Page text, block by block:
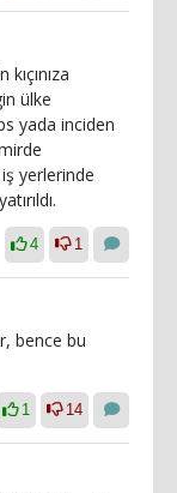
ülke
yada inciden
iş yerlerinde
4 1
bence bu
1 14